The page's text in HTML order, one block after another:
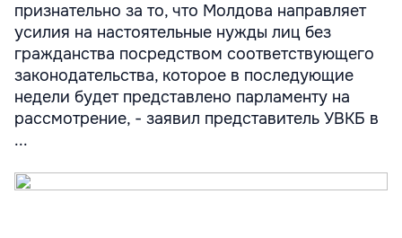
признательно за то, что Молдова направляет
усилия на настоятельные нужды лиц без
гражданства посредством соответствующего
законодательства, которое в последующие
недели будет представлено парламенту на
рассмотрение, - заявил представитель УВКБ в
...